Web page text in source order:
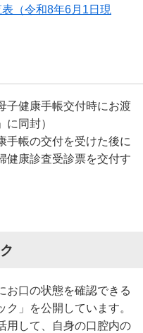
（令和8年6月1日現
子健康手帳交付時にお渡
に同封）
手帳の交付を受けた後に
健康診査受診票を交付す
お口の状態を確認できる
」を公開しています。
用して、自身の口腔内の